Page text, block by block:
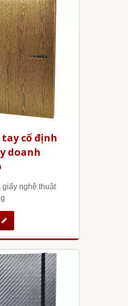
tay cố định
doanh
giấy nghệ thuật